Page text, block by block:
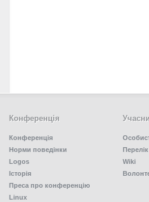
Конференція
Конференція
Норми поведінки
Logos
Історія
Преса про конференцію
Linux
Wiki